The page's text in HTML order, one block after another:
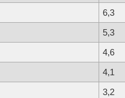
6,3
5,3
4,6
4,1
3,2